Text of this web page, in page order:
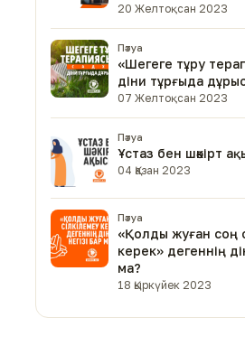
20 Желтоқсан 2023
Пәтуа
«Шегеге тұру
діни тұрғыда
07 Желтоқсан 2023
Пәтуа
Ұстаз бен шәкірт
04 Қазан 2023
Пәтуа
«Қолды жуған соң
керек» дегеннің
ма?
18 Қыркүйек 2023